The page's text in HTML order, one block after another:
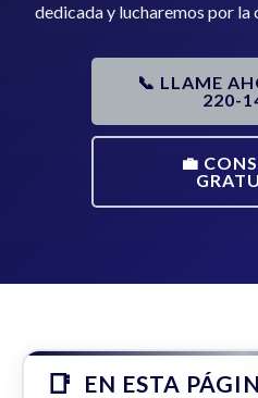
dedicada y lucharemos por la
📞 LLAME
220-
💼
EN ESTA